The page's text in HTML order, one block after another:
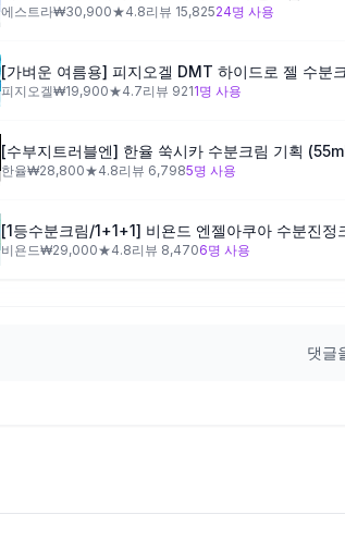
에스트라₩30,900★4.8리뷰 15,82524명 사용
피지오겔₩19,900★4.7리뷰 9211명 사용
한율₩28,800★4.8리뷰 6,7985명 사용
비욘드₩29,000★4.8리뷰 8,4706명 사용
댓글